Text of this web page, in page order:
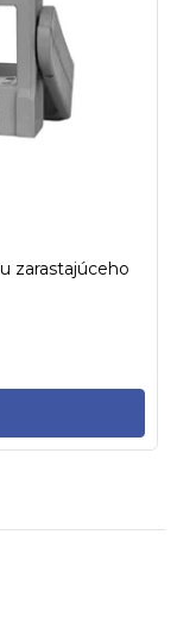
zarastajúceho